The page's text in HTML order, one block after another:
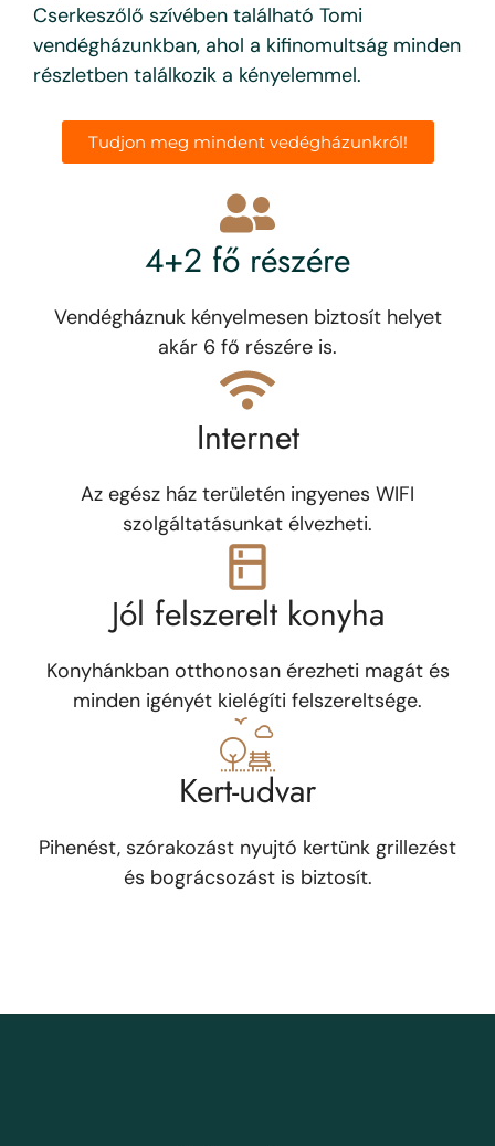
Cserkeszőlő szívében található Tomi
vendégházunkban, ahol a kifinomultság minden
részletben találkozik a kényelemmel.
Tudjon meg mindent vedégházunkról!
4+2 fő részére
Vendégháznuk kényelmesen biztosít helyet
akár 6 fő részére is.
Internet
Az egész ház területén ingyenes WIFI
szolgáltatásunkat élvezheti.
Jól felszerelt konyha
Konyhánkban otthonosan érezheti magát és
minden igényét kielégíti felszereltsége.
Kert-udvar
Pihenést, szórakozást nyujtó kertünk grillezést
és bográcsozást is biztosít.